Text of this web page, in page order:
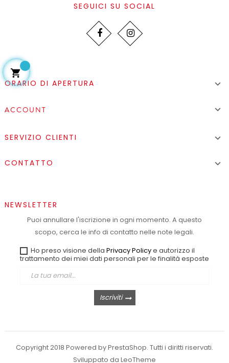
SEGUICI SU SOCIAL
ORARIO DI APERTURA 
ACCOUNT 
SERVIZIO CLIENTI 
CONTATTO 
NEWSLETTER
Puoi annullare l'iscrizione in ogni momento. A questo
scopo, cerca le info di contatto nelle note legali.
Ho preso visione della Privacy Policye autorizzo il
trattamento dei miei dati personali per le finalità esposte
Iscriviti
Copyright 2018 Powered by PrestaShop. Tutti i diritti riservati.
Sviluppato da LeoTheme
